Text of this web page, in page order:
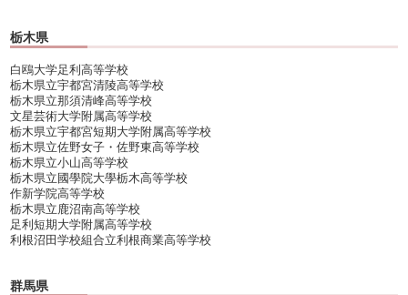
栃木県
白鴎大学足利高等学校
栃木県立宇都宮清陵高等学校
栃木県立那須清峰高等学校
文星芸術大学附属高等学校
栃木県立宇都宮短期大学附属高等学校
栃木県立佐野女子・佐野東高等学校
栃木県立小山高等学校
栃木県立國學院大學栃木高等学校
作新学院高等学校
栃木県立鹿沼南高等学校
足利短期大学附属高等学校
利根沼田学校組合立利根商業高等学校
群馬県